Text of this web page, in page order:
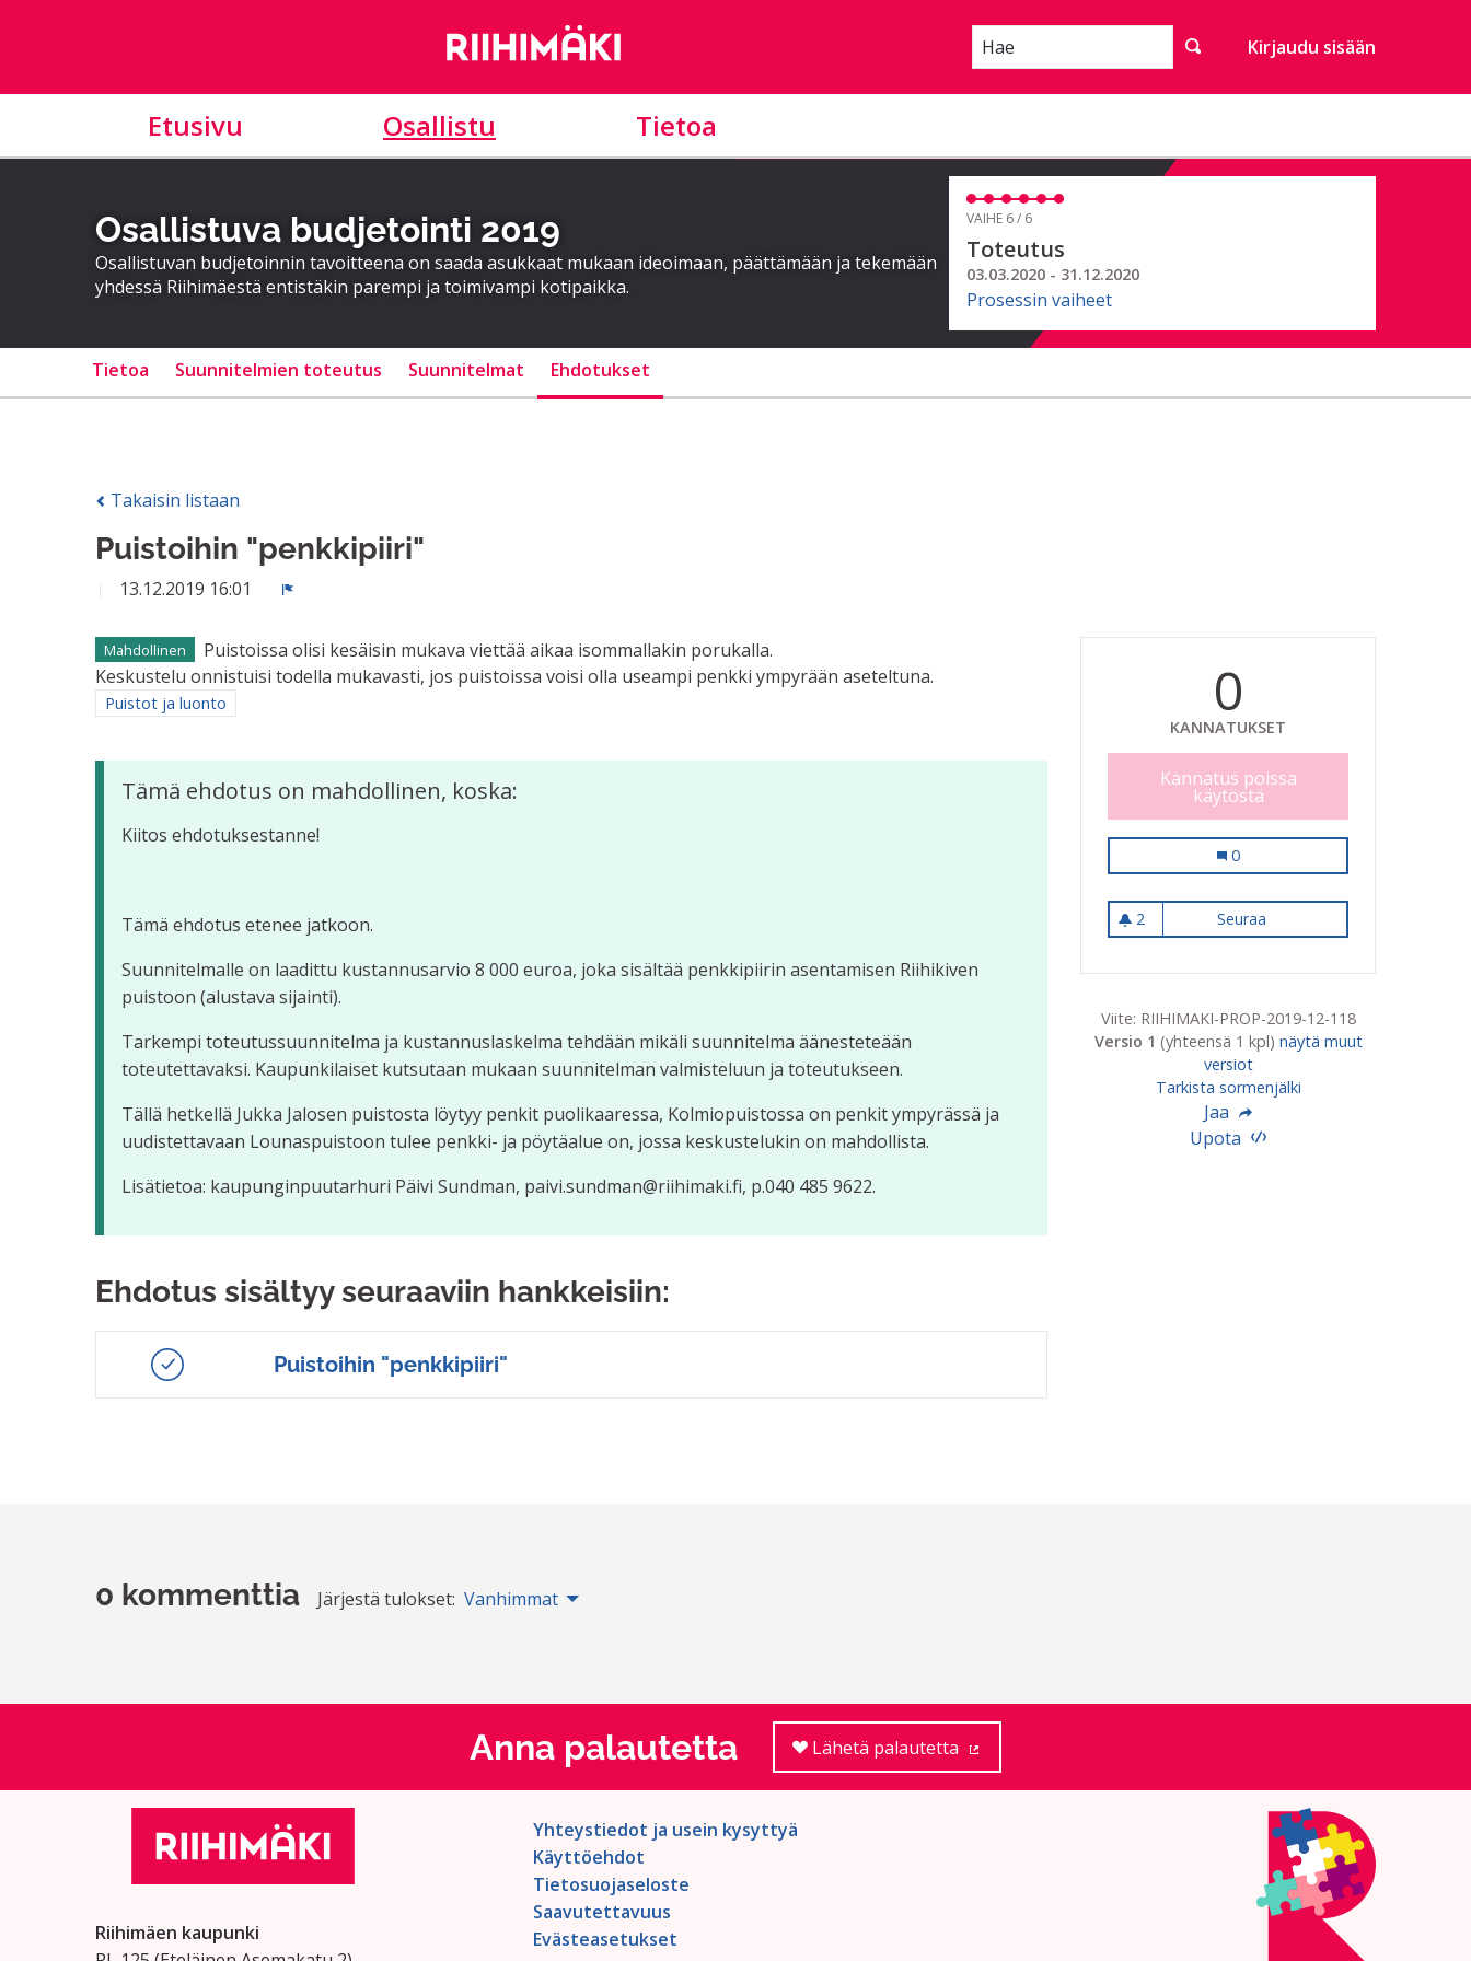
Hae Kirjaudu sisään
Etusivu Osallistu Tietoa
Osallistuva budjetointi 2019
Osallistuvan budjetoinnin tavoitteena on saada asukkaat mukaan ideoimaan, päättämään ja tekemään
yhdessä Riihimäestä entistäkin parempi ja toimivampi kotipaikka.
VAIHE 6 / 6
Toteutus
03.03.2020 - 31.12.2020
Prosessin vaiheet
Tietoa Suunnitelmien toteutus Suunnitelmat Ehdotukset
Takaisin listaan
Puistoihin "penkkipiiri"
13.12.2019 16:01
Mahdollinen
Puistoissa olisi kesäisin mukava viettää aikaa isommallakin porukalla.
Keskustelu onnistuisi todella mukavasti, jos puistoissa voisi olla useampi penkki ympyrään aseteltuna.
Rajaa tulokset aihepiirin mukaan: Puistot ja luonto
Puistot ja luonto
Tämä ehdotus on mahdollinen, koska:
Kiitos ehdotuksestanne!
Tämä ehdotus etenee jatkoon.
Suunnitelmalle on laadittu kustannusarvio 8 000 euroa, joka sisältää penkkipiirin asentamisen Riihikiven
puistoon (alustava sijainti).
Tarkempi toteutussuunnitelma ja kustannuslaskelma tehdään mikäli suunnitelma äänesteteään
toteutettavaksi. Kaupunkilaiset kutsutaan mukaan suunnitelman valmisteluun ja toteutukseen.
Tällä hetkellä Jukka Jalosen puistosta löytyy penkit puolikaaressa, Kolmiopuistossa on penkit ympyrässä ja
uudistettavaan Lounaspuistoon tulee penkki- ja pöytäalue on, jossa keskustelukin on mahdollista.
Lisätietoa: kaupunginpuutarhuri Päivi Sundman, paivi.sundman@riihimaki.fi, p.040 485 9622.
Ehdotus sisältyy seuraaviin hankkeisiin:
Puistoihin "penkkipiiri"
0
KANNATUKSET
Kannatus poissa
käytöstä
Puistoihin "penkkipiiri"
0
2
2 seuraajaa
Seuraa
Viite: RIIHIMAKI-PROP-2019-12-118
Versio 1 (yhteensä 1 kpl) näytä muut
versiot
Tarkista sormenjälki
Jaa
Upota
0 kommenttia Järjestä tulokset: Vanhimmat
Anna palautetta Lähetä palautetta
Riihimäen kaupunki
Yhteystiedot ja usein kysyttyä
Käyttöehdot
Tietosuojaseloste
Saavutettavuus
Evästeasetukset